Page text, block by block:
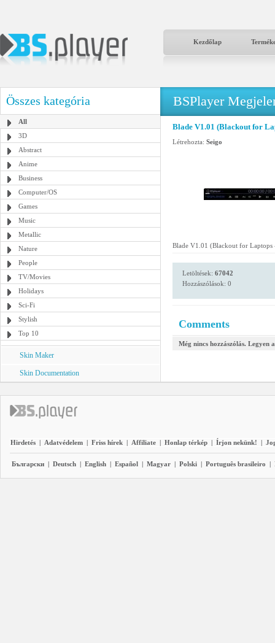
Kezdőlap
Összes kategória
All
3D
Abstract
Anime
Business
Computer/OS
Games
Music
Metallic
Nature
People
TV/Movies
Holidays
Sci-Fi
Stylish
Top 10
Skin Maker
Skin Documentation
BSPlayer
Blade V1.01 (Blackout for
Létrehozta: Seigo
Blade V1.01 (Blackout for Laptops
Letöltések: 67042
Hozzászólások: 0
Comments
Még nincs hozzászólás. Legyen
Hirdetés | Adatvédelem | Friss hírek | Affiliate | Honlap térkép | Írjon nekünk! |
Български | Deutsch | English | Español | Magyar | Polski | Português brasileiro |